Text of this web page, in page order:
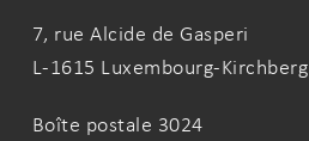
7, rue Alcide de Gasperi
L-1615 Luxembourg-Kirchberg
Boîte postale 3024